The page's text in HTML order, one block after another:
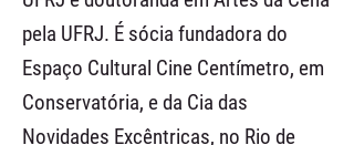
pela UFRJ. É sócia fundadora do
Espaço Cultural Cine Centímetro, em
Conservatória, e da Cia das
Novidades Excêntricas, no Rio de